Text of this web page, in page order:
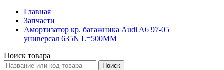
Главная
Запчасти
Амортизатор кр. багажника Audi A6 97-05
универсал 635N L=500MM
Поиск товара